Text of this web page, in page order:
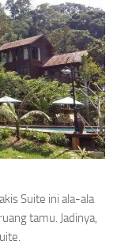
Suite ini ala-ala
tamu. Jadinya,